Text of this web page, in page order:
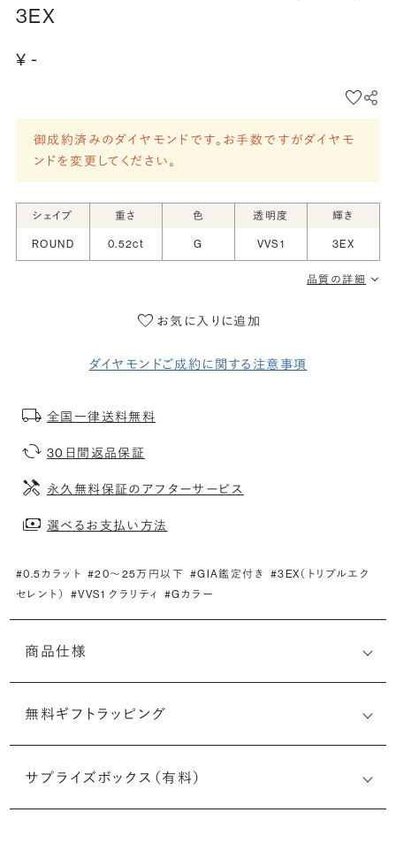
3EX
¥ -
御成約済みのダイヤモンドです。お手数ですがダイヤモ
ンドを変更してください。
シェイプ 重さ 色 透明度 輝き
ROUND 0.52ct G VVS1 3EX
品質の詳細
お気に入りに追加
ダイヤモンドご成約に関する注意事項
全国一律送料無料
30日間返品保証
永久無料保証のアフターサービス
選べるお支払い方法
#0.5カラット #20〜25万円以下 #GIA鑑定付き #3EX（トリプルエク
セレント）
#VVS1 クラリティ #Gカラー
商品仕様
無料ギフトラッピング
サプライズボックス（有料）